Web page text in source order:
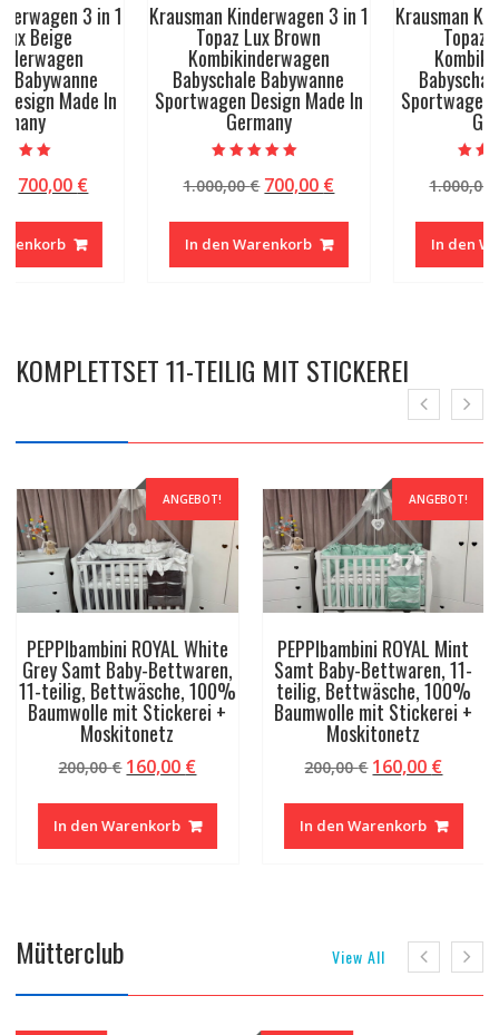
€.
Krausman Kinderwagen 3 in 1
Topaz Lux Brown
Kombikinderwagen
Babyschale Babywanne
Sportwagen Design Made In
1.000,00
Ursprünglicher
1.000,00 €
700,00€Aktueller
ist:
700,00 €.
In den Warenkorb
Krausman Kinderwagen 3 in 1
Topaz Lux White
Kombikinderwagen
Babyschale Babywanne
Sportwagen Design Made In
1.000,00
1.000,00 €
700,00€
ist:
In den Warenkorb
KOMPLETTSET 11-TEILIG MIT STICKEREI
ANGEBOT!
PEPPIbambini ROYAL Mint
Samt Baby-Bettwaren, 11-
teilig, Bettwäsche, 100%
Baumwolle mit Stickerei +
Moskitonetz
200,00€ Ursprünglicher
war:
200,00 €
160,00 €Aktueller
160,00 €.
In den Warenkorb
ANGEBOT!
PEPPIbambini ROYAL White
Pink Samt Baby-Bettwaren,
11-teilig, Bettwäsche, 100%
Baumwolle mit Stickerei +
Moskitonetz
200,00€
war:
200,00 €
160,00 €
In den Warenkorb
Mütterclub View All